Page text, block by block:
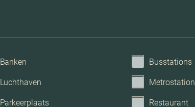
Banken Busstations
Luchthaven Metrostation
Parkeerplaats Restaurant